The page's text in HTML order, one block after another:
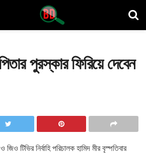
পুরস্কার ফিরিয়ে দেবেন
জিও টিভির নির্বাহি পরিচালক হামিদ মীর বৃস্পতিবার